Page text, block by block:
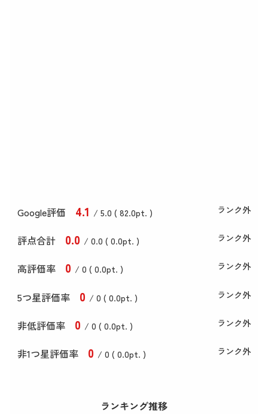
Google評価 4.1 / 5.0 ( 82.0pt. ) ランク外
評点合計 0.0 / 0.0 ( 0.0pt. ) ランク外
高評価率 0 / 0 ( 0.0pt. ) ランク外
5つ星評価率 0 / 0 ( 0.0pt. ) ランク外
非低評価率 0 / 0 ( 0.0pt. ) ランク外
非1つ星評価率 0 / 0 ( 0.0pt. ) ランク外
ランキング推移